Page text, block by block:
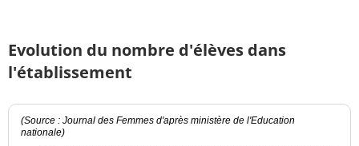
Evolution du nombre d'élèves dans
l'établissement
(Source : Journal des Femmes d'après ministère de l'Education
nationale)